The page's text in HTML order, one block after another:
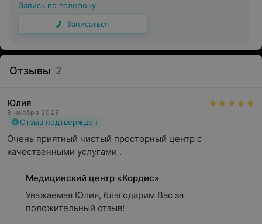
Запись по телефону
Записаться
Отзывы 2
Юлия
8 ноября 2025
Отзыв подтвержден
Очень приятный чистый просторный центр с
качественными услугами .
Медицинский центр «Кордис»
Уважаемая Юлия, благодарим Вас за
положительный отзыв!